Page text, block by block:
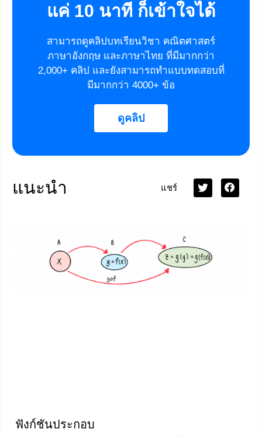
แค่ 10 นาที ก็เข้าใจได้
สามารถดูคลิปบทเรียนวิชา คณิตศาสตร์
ภาษาอังกฤษ และภาษาไทย ที่มีมากกว่า
2,000+ คลิป และยังสามารถทำแบบทดสอบที่
มีมากกว่า 4000+ ข้อ
ดูคลิป
แนะนำ แชร์
ฟังก์ชันประกอบ